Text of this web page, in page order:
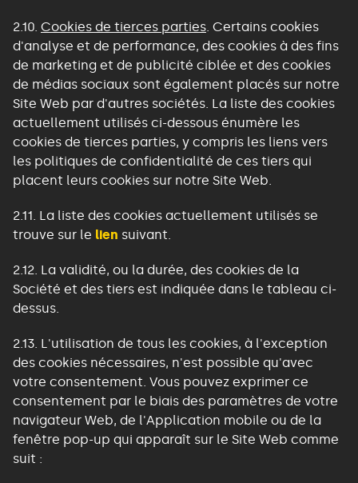
2.10. Cookies de tierces parties. Certains cookies
d'analyse et de performance, des cookies à des fins
de marketing et de publicité ciblée et des cookies
de médias sociaux sont également placés sur notre
Site Web par d'autres sociétés. La liste des cookies
actuellement utilisés ci-dessous énumère les
cookies de tierces parties, y compris les liens vers
les politiques de confidentialité de ces tiers qui
placent leurs cookies sur notre Site Web.
2.11. La liste des cookies actuellement utilisés se
trouve sur le lien suivant.
2.12. La validité, ou la durée, des cookies de la
Société et des tiers est indiquée dans le tableau ci-
dessus.
2.13. L'utilisation de tous les cookies, à l'exception
des cookies nécessaires, n'est possible qu'avec
votre consentement. Vous pouvez exprimer ce
consentement par le biais des paramètres de votre
navigateur Web, de l'Application mobile ou de la
fenêtre pop-up qui apparaît sur le Site Web comme
suit :